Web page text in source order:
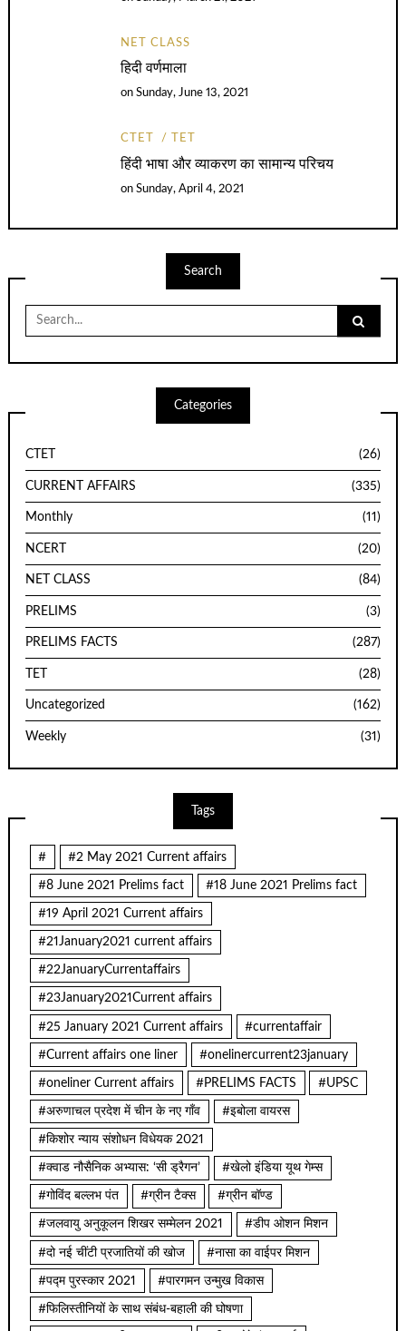
NET CLASS
हिदी वर्णमाला
onSunday, June 13, 2021
CTET TET
हिंदी भाषा और व्याकरण का सामान्य परिचय
onSunday, April 4, 2021
Search
Search
for:
Categories
CTET (26)
CURRENT AFFAIRS (335)
Monthly (11)
NCERT (20)
NET CLASS (84)
PRELIMS (3)
PRELIMS FACTS (287)
TET (28)
Uncategorized (162)
Weekly (31)
Tags
# #2 May 2021 Current affairs
#8 June 2021 Prelims fact #18 June 2021 Prelims fact
#19 April 2021 Current affairs
#21January2021 current affairs
#22JanuaryCurrentaffairs
#23January2021Current affairs
#25 January 2021 Current affairs #currentaffair
#Current affairs one liner #onelinercurrent23january
#oneliner Current affairs #PRELIMS FACTS #UPSC
#अरुणाचल प्रदेश में चीन के नए गाँव #इबोला वायरस
#किशोर न्याय संशोधन विधेयक 2021
#क्वाड नौसैनिक अभ्यास: ‘सी ड्रैगन’ #खेलो इंडिया यूथ गेम्स
#गोविंद बल्लभ पंत #ग्रीन टैक्स #ग्रीन बॉण्ड
#जलवायु अनुकूलन शिखर सम्मेलन 2021 #डीप ओशन मिशन
#दो नई चींटी प्रजातियों की खोज #नासा का वाईपर मिशन
#पद्म पुरस्कार 2021 #पारगमन उन्मुख विकास
#फिलिस्तीनियों के साथ संबंध-बहाली की घोषणा